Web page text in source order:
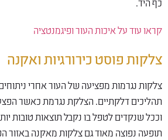
כף היד.
קראו עוד על איכות העור ופיגמנטציה
צלקות פוסט כירורגיות ואקנה
צלקות נגרמות מפציעה של העור אחרי
תהליכים דלקתיים. הצלקת נגרמת כאשר
וככל שנקדים לטפל בו נקבל תוצאות טובות
תופעה נפוצה מאוד גם צלקות מאקנה באזור